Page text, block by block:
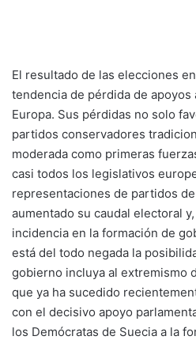
El resultado de las elecciones
tendencia de pérdida de apoyos
Europa. Sus pérdidas no solo
partidos conservadores
moderada como primeras
casi todos los legislativos
representaciones de partidos
aumentado su caudal electoral
incidencia en la formación de
está del todo negada la
gobierno incluya al extremismo
que ya ha sucedido
con el decisivo apoyo
los Demócratas de Suecia a la